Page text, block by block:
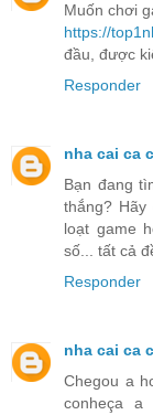
Muốn chơi
https://
đầu, được
Responder
nha cai ca
Bạn đang
thắng?
loạt game
số... tất cả
Responder
nha cai ca
Chegou a
conheça a